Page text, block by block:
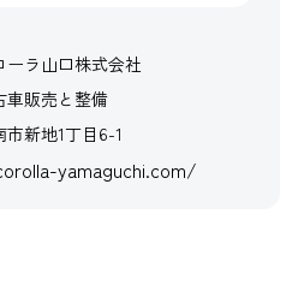
ーラ山口株式会社
車販売と整備
市新地1丁目6-1
yamaguchi.com/